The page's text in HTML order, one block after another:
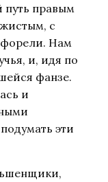
путь правым
с
Нам
и, идя по
фанзе.
и
эти